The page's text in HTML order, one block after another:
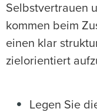
Selbstvertrauen
kommen beim
einen klar
zielorientiert
Legen Sie